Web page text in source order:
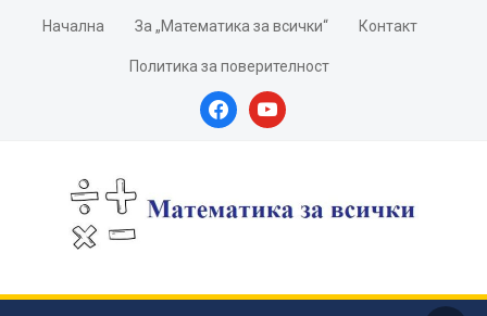
Начална За „Математика за всички“ Контакт
Политика за поверителност
facebookyoutube